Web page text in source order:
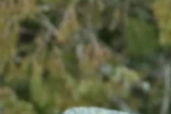
pliki cookie do
Informacje o tym, jak korzystasz z
mogą połączyć te informacje z
pliki cookie mają kluczowe
Te pliki cookie nie przechowują żadnych